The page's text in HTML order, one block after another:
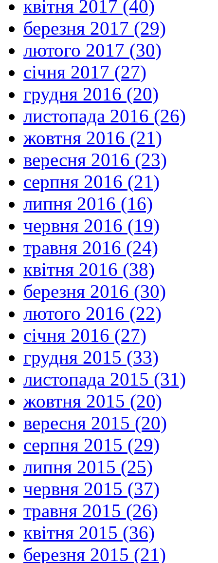
квітня 2017 (40)
березня 2017 (29)
лютого 2017 (30)
січня 2017 (27)
грудня 2016 (20)
листопада 2016 (26)
жовтня 2016 (21)
вересня 2016 (23)
серпня 2016 (21)
липня 2016 (16)
червня 2016 (19)
травня 2016 (24)
квітня 2016 (38)
березня 2016 (30)
лютого 2016 (22)
січня 2016 (27)
грудня 2015 (33)
листопада 2015 (31)
жовтня 2015 (20)
вересня 2015 (20)
серпня 2015 (29)
липня 2015 (25)
червня 2015 (37)
травня 2015 (26)
квітня 2015 (36)
березня 2015 (21)